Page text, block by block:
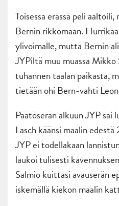
Toisessa erässä peli
Bernin rikkomaan.
ylivoimalle, mutta Bernin
JYPiltä muu muassa
tuhannen taalan paikasta,
tietään ohi Bern-vahti
Päätöserän alkuun JYP
Lasch käänsi maalin
JYP ei todellakaan
laukoi tulisesti
Salmio kuittasi avauserän
iskemällä kiekon maalin